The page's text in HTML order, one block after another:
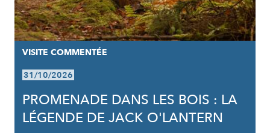
VISITE COMMENTÉE
31/10/2026
PROMENADE DANS LES BOIS : LA
LÉGENDE DE JACK O'LANTERN